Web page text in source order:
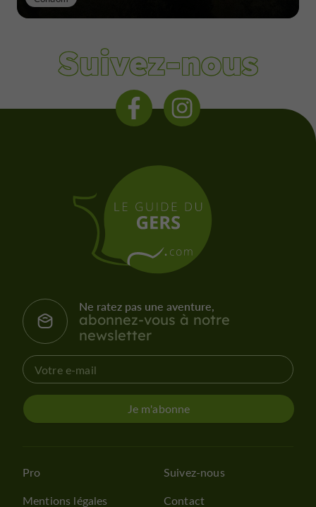
Suivez-nous
Ne ratez pas une aventure,
abonnez-vous à notre
newsletter
Je m'abonne
Pro
Mentions légales
Suivez-nous
Contact